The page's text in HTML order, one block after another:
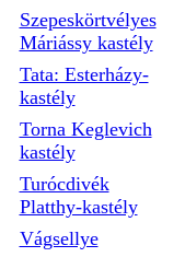
Szepeskörtvélyes
Máriássy kastély
Tata: Esterházy-
kastély
Torna Keglevich
kastély
Turócdivék
Platthy-kastély
Vágsellye